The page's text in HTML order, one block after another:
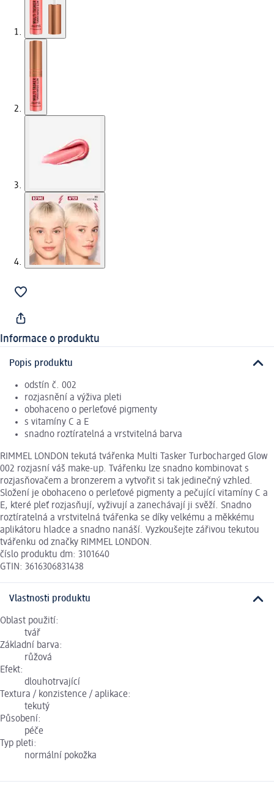
Informace o produktu
Popis produktu
odstín č. 002
rozjasnění a výživa pleti
obohaceno o perleťové pigmenty
s vitamíny C a E
snadno roztíratelná a vrstvitelná barva
RIMMEL LONDON tekutá tvářenka Multi Tasker Turbocharged Glow
002 rozjasní váš make-up. Tvářenku lze snadno kombinovat s
rozjasňovačem a bronzerem a vytvořit si tak jedinečný vzhled.
Složení je obohaceno o perleťové pigmenty a pečující vitamíny C a
E, které pleť rozjasňují, vyživují a zanechávají ji svěží. Snadno
roztíratelná a vrstvitelná tvářenka se díky velkému a měkkému
aplikátoru hladce a snadno nanáší. Vyzkoušejte zářivou tekutou
tvářenku od značky RIMMEL LONDON.
číslo produktu dm: 3101640
GTIN: 3616306831438
Vlastnosti produktu
Oblast použití:
tvář
Základní barva:
růžová
Efekt:
dlouhotrvající
Textura / konzistence / aplikace:
tekutý
Působení:
péče
Typ pleti:
normální pokožka